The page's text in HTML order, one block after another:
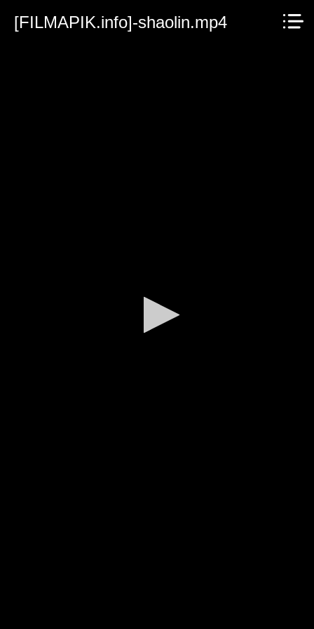
[FILMAPIK.info]-shaolin.mp4